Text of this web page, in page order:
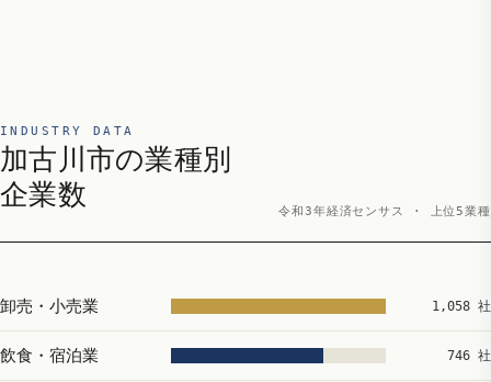
INDUSTRY DATA
加古川市の業種別
企業数
令和3年経済センサス · 上位5業種
卸売・小売業 1,058 社
飲食・宿泊業 746 社